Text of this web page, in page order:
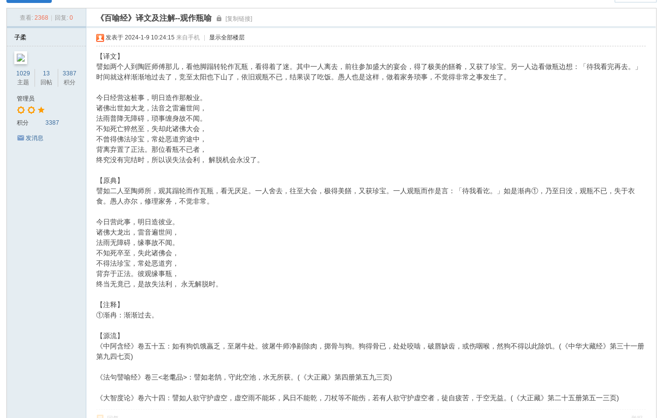
净
心
查看: 2368 回复: 0 《百喻经》译文及注解--观作瓶喻 [复制链接]
子柔
1029
主题
13
回帖
3387
积分
管理员
积分 3387
发消息
发表于 2024-1-9 10:24:15 来自手机 显示全部楼层
【译文】
譬如两个人到陶匠师傅那儿，看他脚蹋转轮作瓦瓶，看得着了迷。其中一人离去，前往参加盛大的宴会，得了极美的饍肴，又获了珍宝。另一人边看做瓶边想：「待我看完再去。」
时间就这样渐渐地过去了，竞至太阳也下山了，依旧观瓶不已，结果误了吃饭。愚人也是这样，做着家务琐事，不觉得非常之事发生了。
今日经营这桩事，明日造作那般业。
诸佛出世如大龙，法音之雷遍世间，
法雨普降无障碍，琐事缠身故不闻。
不知死亡猝然至，失却此诸佛大会，
不曾得佛法珍宝，常处恶道穷途中，
背离弃置了正法。那位看瓶不已者，
终究没有完结时，所以误失法会利， 解脱机会永没了。
【原典】
譬如二人至陶师所，观其蹋轮而作瓦瓶，看无厌足。一人舍去，往至大会，极得美饍，又获珍宝。一人观瓶而作是言：「待我看讫。」如是渐冉①，乃至日没，观瓶不已，失于衣
食。愚人亦尔，修理家务，不觉非常。
今日营此事，明日造彼业。
诸佛大龙出，雷音遍世间，
法雨无障碍，缘事故不闻。
不知死卒至，失此诸佛会，
不得法珍宝，常处恶道穷，
背弃于正法。彼观缘事瓶，
终当无竟已，是故失法利， 永无解脱时。
【注释】
①渐冉：渐渐过去。
【源流】
《中阿含经》卷五十五：如有狗饥饿羸乏，至屠牛处。彼屠牛师净剔除肉，掷骨与狗。狗得骨已，处处咬啮，破唇缺齿，或伤咽喉，然狗不得以此除饥。(《中华大藏经》第三十一册
第九四七页)
《法句譬喻经》卷三<老耄品>：譬如老鹄，守此空池，水无所获。(《大正藏》第四册第五九三页)
《大智度论》卷六十四：譬如人欲守护虚空，虚空雨不能坏，风日不能乾，刀杖等不能伤，若有人欲守护虚空者，徒自疲苦，于空无益。(《大正藏》第二十五册第五一三页)